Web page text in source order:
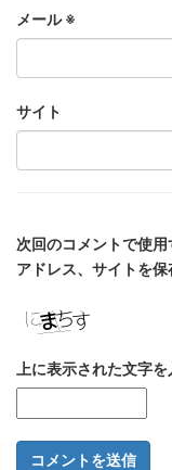
メール※
サイト
次回のコメントで使
アドレス、サイトを保
上に表示された文字